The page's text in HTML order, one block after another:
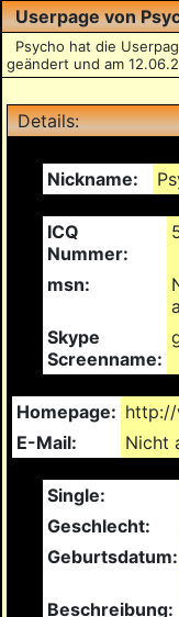
Userpage von
Psycho hat die
geändert und am
Details:
Nickname:
ICQ
Nummer:
msn:
Skype
Screenname:
Homepage: http://
E-Mail:
Nicht
Single:
Geschlecht:
Geburtsdatum:
Beschreibung: